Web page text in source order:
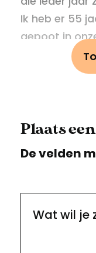
Ik heb er 55
gepoot in
opnieuw de
tuinkeuring,
Plaats
De velden
Wat wil je